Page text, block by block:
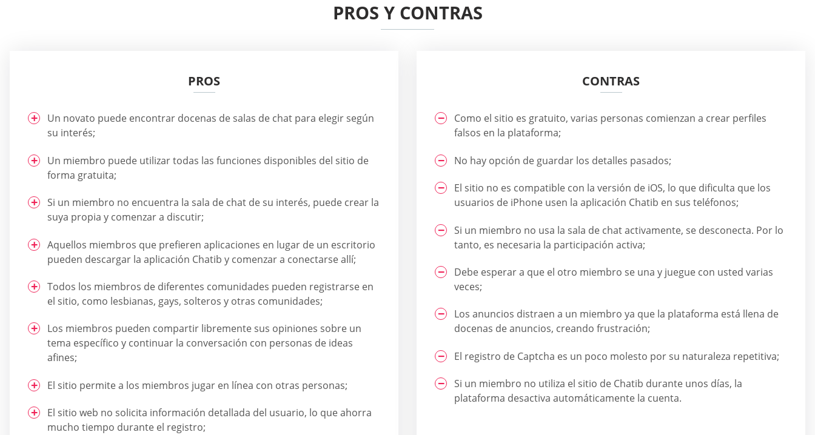
PROS Y CONTRAS
PROS
Un novato puede encontrar docenas de salas de chat para elegir según
su interés;
Un miembro puede utilizar todas las funciones disponibles del sitio de
forma gratuita;
Si un miembro no encuentra la sala de chat de su interés, puede crear la
suya propia y comenzar a discutir;
Aquellos miembros que prefieren aplicaciones en lugar de un escritorio
pueden descargar la aplicación Chatib y comenzar a conectarse allí;
Todos los miembros de diferentes comunidades pueden registrarse en
el sitio, como lesbianas, gays, solteros y otras comunidades;
Los miembros pueden compartir libremente sus opiniones sobre un
tema específico y continuar la conversación con personas de ideas
afines;
El sitio permite a los miembros jugar en línea con otras personas;
El sitio web no solicita información detallada del usuario, lo que ahorra
mucho tiempo durante el registro;
CONTRAS
Como el sitio es gratuito, varias personas comienzan a crear perfiles
falsos en la plataforma;
No hay opción de guardar los detalles pasados;
El sitio no es compatible con la versión de iOS, lo que dificulta que los
usuarios de iPhone usen la aplicación Chatib en sus teléfonos;
Si un miembro no usa la sala de chat activamente, se desconecta. Por lo
tanto, es necesaria la participación activa;
Debe esperar a que el otro miembro se una y juegue con usted varias
veces;
Los anuncios distraen a un miembro ya que la plataforma está llena de
docenas de anuncios, creando frustración;
El registro de Captcha es un poco molesto por su naturaleza repetitiva;
Si un miembro no utiliza el sitio de Chatib durante unos días, la
plataforma desactiva automáticamente la cuenta.